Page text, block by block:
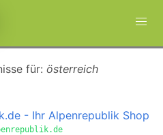
für: österreich
- Ihr Alpenrepublik Shop